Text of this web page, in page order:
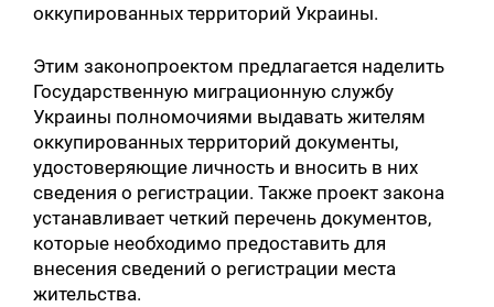
оккупированных территорий Украины.
Этим законопроектом предлагается наделить
Государственную миграционную службу
Украины полномочиями выдавать жителям
оккупированных территорий документы,
удостоверяющие личность и вносить в них
сведения о регистрации. Также проект закона
устанавливает четкий перечень документов,
которые необходимо предоставить для
внесения сведений о регистрации места
жительства.